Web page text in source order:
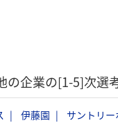
の企業の[1-5]次選
伊藤園 サントリ